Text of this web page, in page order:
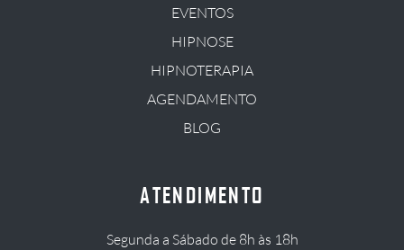
EVENTOS
HIPNOSE
HIPNOTERAPIA
AGENDAMENTO
BLOG
ATENDIMENTO
Segunda a Sábado de 8h às 18h